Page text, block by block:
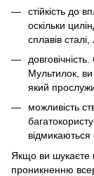
стійкість до
оскільки
сплавів
Мультилок,
який
можливість
Якщо ви шукаєте
проникненню